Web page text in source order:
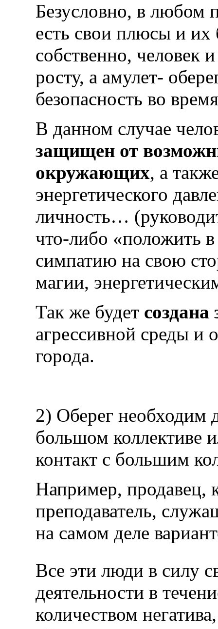
Безусловно, в любом
есть свои плюсы и их
собственно, человек
росту, а амулет-
безопасность во
В данном случае
защищен от
окружающих, а
энергетического
личность…
что-либо «положить в
симпатию на свою
магии,
Так же будет
агрессивной среды и
города.
2) Оберег необходим
большом коллективе
контакт с большим
Например, продавец,
преподаватель,
на самом деле
Все эти люди в силу
деятельности в
количеством